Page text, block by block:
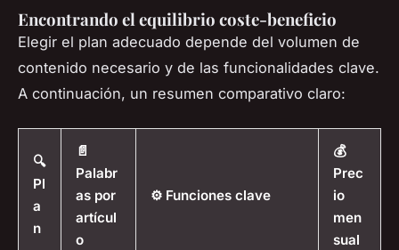
Encontrando el equilibrio coste-beneficio
Elegir el plan adecuado depende del volumen de
contenido necesario y de las funcionalidades clave.
A continuación, un resumen comparativo claro:
🔍
Pl
a
n
📄
Palabr
as por
artícul
o
⚙️ Funciones clave
💰
Prec
io
men
sual